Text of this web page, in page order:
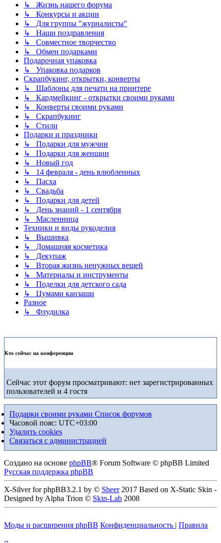
↳ Жизнь нашего форума
↳ Конкурсы и акции
↳ Для группы "журналисты"
↳ Наши поздравления
↳ Совместное творчество
↳ Обмен подарками
Подарочная упаковка
↳ Упаковка подарков
Скрапбукинг, открытки, конверты
↳ Шаблоны для печати на принтере
↳ Кардмейкинг - открытки своими руками
↳ Конверты своими руками
↳ Скрапбукинг
↳ Стили
Подарки и праздники
↳ Подарки для мужчин
↳ Подарки для женщин
↳ Новый год
↳ 14 февраля - день влюбленных
↳ Пасха
↳ Свадьба
↳ Подарки для детей
↳ День знаний - 1 сентября
↳ Масленница
Техники и виды рукоделия
↳ Вышивка
↳ Домашняя косметика
↳ Декупаж
↳ Вторая жизнь ненужных вещей
↳ Материалы и инструменты
↳ Поделки для детского сада
↳ Цумами канзаши
Разное
↳ Флудилка
Кто сейчас на конференции
Сейчас этот форум просматривают: нет зарегистрированных
пользователей и 4 гостя
Подарки своими руками Список форумов
Часовой пояс: UTC+03:00
Удалить cookies
Связаться с администрацией
Создано на основе phpBB® Forum Software © phpBB Limited
Русская поддержка phpBB
X-Silver for phpBB3.2.1 by © Sheer2017 Based on X-Static Skin -
Designed by Alpha Trion © Skin-Lab 2008
Моды и расширения phpBB Конфиденциальность | Правила